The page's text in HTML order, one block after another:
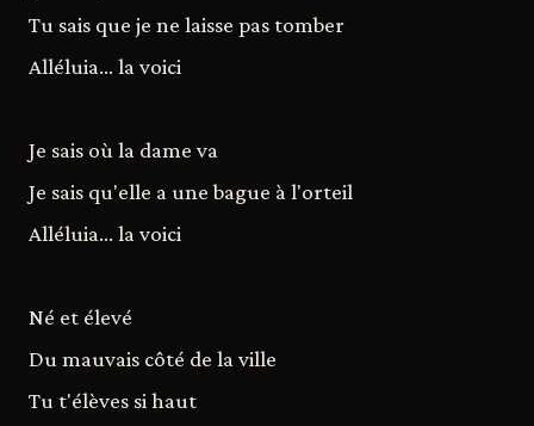
Tu sais que je ne laisse pas tomber
Alléluia... la voici
Je sais où la dame va
Je sais qu'elle a une bague à l'orteil
Alléluia... la voici
Né et élevé
Du mauvais côté de la ville
Tu t'élèves si haut